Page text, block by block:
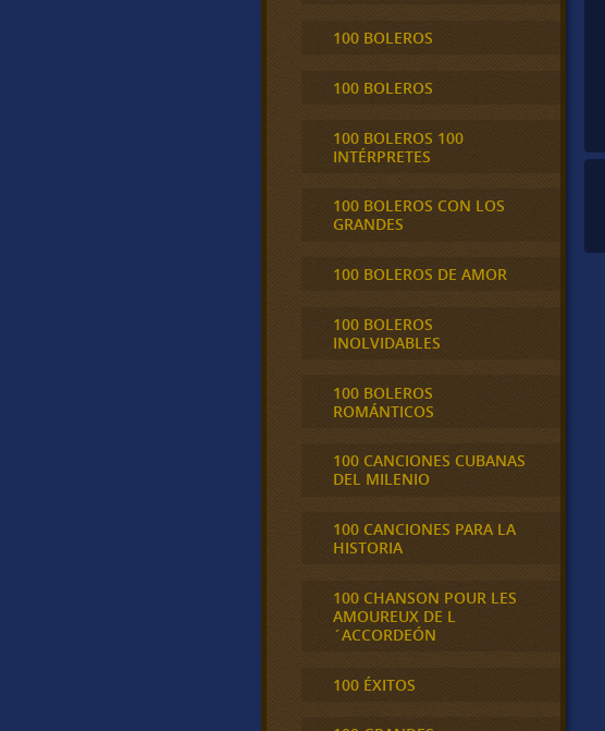
100 BOLEROS
100 BOLEROS
100 BOLEROS 100
INTÉRPRETES
100 BOLEROS CON LOS
GRANDES
100 BOLEROS DE AMOR
100 BOLEROS
INOLVIDABLES
100 BOLEROS
ROMÁNTICOS
100 CANCIONES CUBANAS
DEL MILENIO
100 CANCIONES PARA LA
HISTORIA
100 CHANSON POUR LES
AMOUREUX DE L
´ACCORDEÓN
100 ÉXITOS